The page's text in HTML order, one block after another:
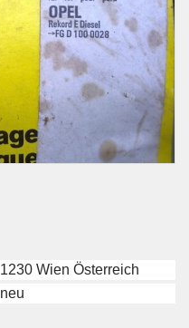
1230 Wien Österreich
neu